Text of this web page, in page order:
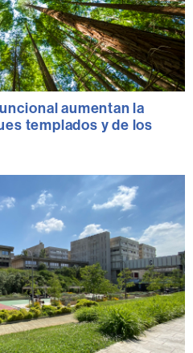
aumentan la
templados y de los